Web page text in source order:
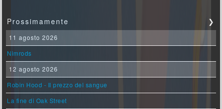
Prossimamente ❯
11 agosto 2026
Nimrods
12 agosto 2026
Robin Hood - Il prezzo del sangue
La fine di Oak Street